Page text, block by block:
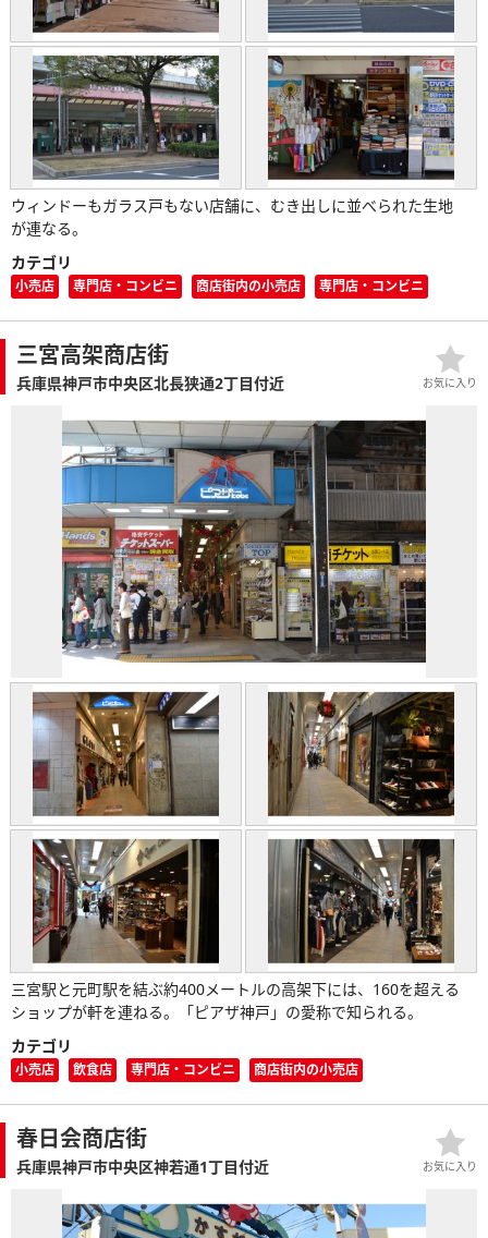
ウィンドーもガラス戸もない店舗に、むき出しに並べられた生地
が連なる。
カテゴリ
小売店 専門店・コンビニ 商店街内の小売店 専門店・コンビニ
三宮高架商店街
兵庫県神戸市中央区北長狭通2丁目付近
三宮駅と元町駅を結ぶ約400メートルの高架下には、160を超える
ショップが軒を連ねる。「ピアザ神戸」の愛称で知られる。
カテゴリ
小売店 飲食店 専門店・コンビニ 商店街内の小売店
お気に入り
春日会商店街
兵庫県神戸市中央区神若通1丁目付近 お気に入り